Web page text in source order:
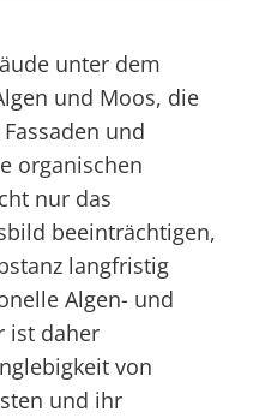
unter dem
und Moos, die
und
organischen
nur das
beeinträchtigen,
langfristig
Algen- und
ist daher
von
und ihr